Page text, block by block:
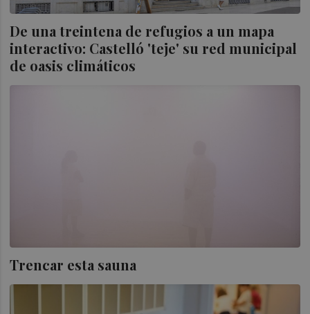
De una treintena de refugios a un mapa
interactivo: Castelló 'teje' su red municipal
de oasis climáticos
Trencar esta sauna